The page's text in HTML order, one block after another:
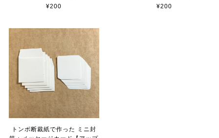
¥200
¥200
トンボ断裁紙で作った ミニ封